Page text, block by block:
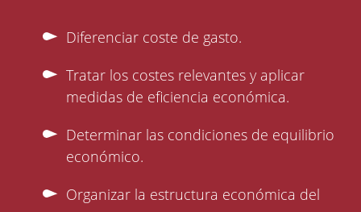
Diferenciar coste de gasto.
Tratar los costes relevantes y aplicar
medidas de eficiencia económica.
Determinar las condiciones de equilibrio
económico.
Organizar la estructura económica del